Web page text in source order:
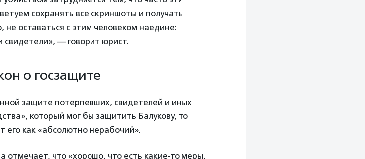
сохранять все скриншоты и получать
оставаться с этим человеком наедине:
свидетели», — говорит юрист.
о госзащите
защите потерпевших, свидетелей и иных
который мог бы защитить Балукову, то
его как «абсолютно нерабочий».
отмечает, что «хорошо, что есть какие-то меры,